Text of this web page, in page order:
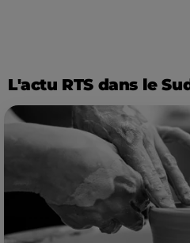
L'actu RTS dans le